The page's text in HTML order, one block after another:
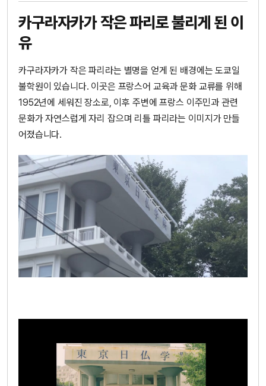
카구라자카가 작은 파리로 불리게 된 이
유
카구라자카가 작은 파리라는 별명을 얻게 된 배경에는 도쿄일
불학원이 있습니다. 이곳은 프랑스어 교육과 문화 교류를 위해
1952년에 세워진 장소로, 이후 주변에 프랑스 이주민과 관련
문화가 자연스럽게 자리 잡으며 리틀 파리라는 이미지가 만들
어졌습니다.